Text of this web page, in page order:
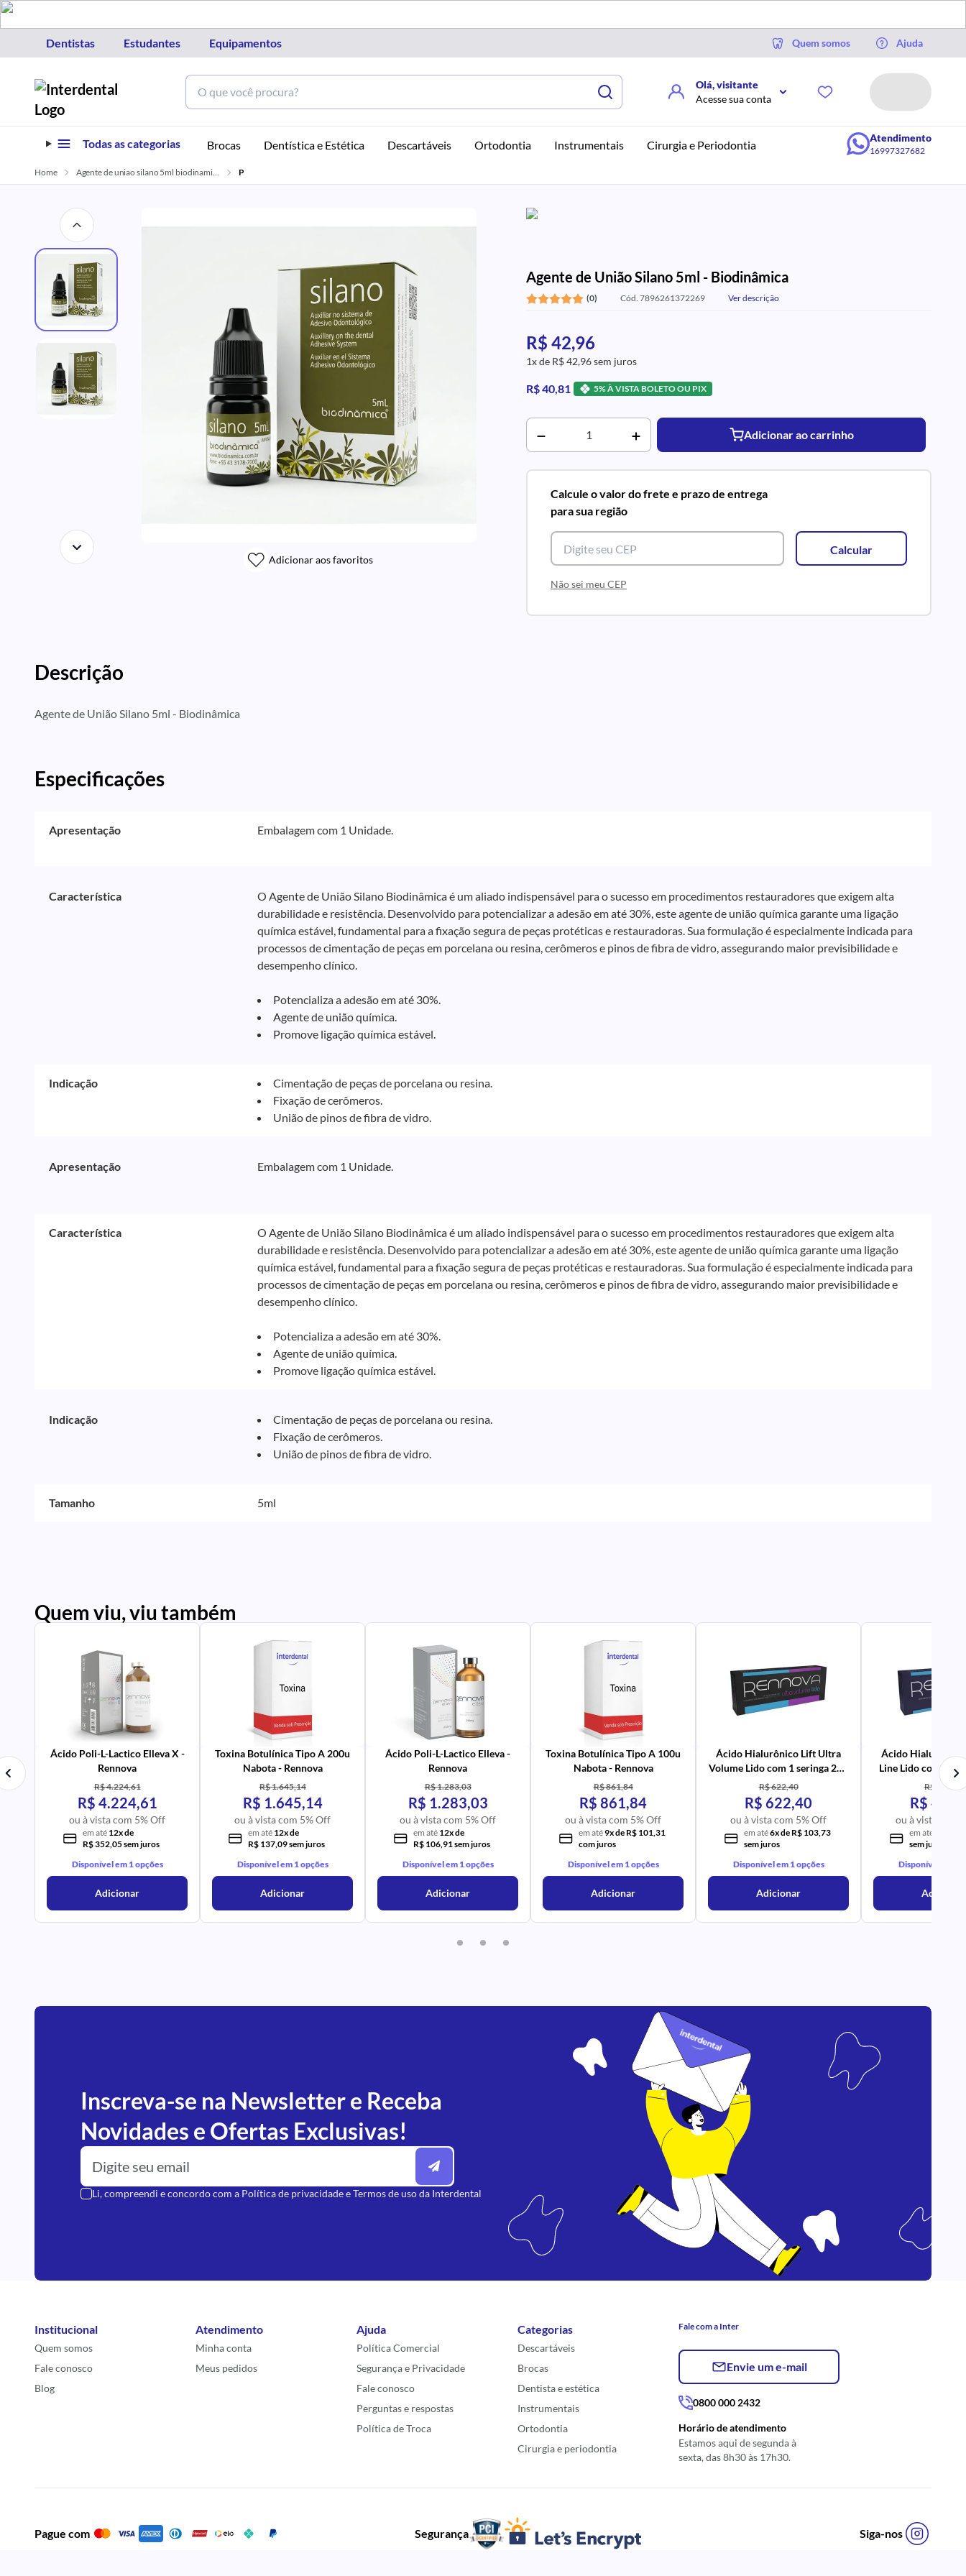
Dentistas Estudantes Equipamentos Quem somos Ajuda
Olá, visitante
Acesse sua conta
Todas as categorias Brocas Dentística e Estética Descartáveis Ortodontia Instrumentais Cirurgia e Periodontia
Atendimento
16997327682
Home
Agente de uniao silano 5ml biodinamica P
Adicionar aos favoritos
Agente de União Silano 5ml - Biodinâmica
(0) Cód. 7896261372269 Ver descrição
R$ 42,96
1x de R$ 42,96 sem juros
R$ 40,81 5% À VISTA BOLETO OU PIX
Adicionar ao carrinho
Calcule o valor do frete e prazo de entrega
para sua região
Calcular
Não sei meu CEP
Descrição
Agente de União Silano 5ml - Biodinâmica
Especificações
Apresentação Embalagem com 1 Unidade.
Característica
O Agente de União Silano Biodinâmica é um aliado indispensável para o sucesso em procedimentos restauradores que exigem alta
durabilidade e resistência. Desenvolvido para potencializar a adesão em até 30%, este agente de união química garante uma ligação
química estável, fundamental para a fixação segura de peças protéticas e restauradoras. Sua formulação é especialmente indicada para
processos de cimentação de peças em porcelana ou resina, cerômeros e pinos de fibra de vidro, assegurando maior previsibilidade e
desempenho clínico.
Potencializa a adesão em até 30%.
Agente de união química.
Promove ligação química estável.
Indicação
Cimentação de peças de porcelana ou resina.
Fixação de cerômeros.
União de pinos de fibra de vidro.
Apresentação Embalagem com 1 Unidade.
Característica
O Agente de União Silano Biodinâmica é um aliado indispensável para o sucesso em procedimentos restauradores que exigem alta
durabilidade e resistência. Desenvolvido para potencializar a adesão em até 30%, este agente de união química garante uma ligação
química estável, fundamental para a fixação segura de peças protéticas e restauradoras. Sua formulação é especialmente indicada para
processos de cimentação de peças em porcelana ou resina, cerômeros e pinos de fibra de vidro, assegurando maior previsibilidade e
desempenho clínico.
Potencializa a adesão em até 30%.
Agente de união química.
Promove ligação química estável.
Indicação
Cimentação de peças de porcelana ou resina.
Fixação de cerômeros.
União de pinos de fibra de vidro.
Tamanho 5ml
Quem viu, viu também
IM UR NA PR
Ácido Poli-L-Lactico Elleva X -
Rennova
R$ 4.224,61
R$ 4.224,61
ou à vista com 5% Off
em até 12x de
R$ 352,05 sem juros
Disponível em 1 opções
Adicionar
Toxina Botulínica Tipo A 200u
Nabota - Rennova
R$ 1.645,14
R$ 1.645,14
ou à vista com 5% Off
em até 12x de
R$ 137,09 sem juros
Disponível em 1 opções
Adicionar
NA PR
Ácido Poli-L-Lactico Elleva -
Rennova
R$ 1.283,03
R$ 1.283,03
ou à vista com 5% Off
em até 12x de
R$ 106,91 sem juros
Disponível em 1 opções
Adicionar
IM UR NA
Toxina Botulínica Tipo A 100u
Nabota - Rennova
R$ 861,84
R$ 861,84
ou à vista com 5% Off
em até9x de R$ 101,31
com juros
Disponível em 1 opções
Adicionar
Ácido Hialurônico Lift Ultra
Volume Lido com 1 seringa 2ml
- Rennova
R$ 622,40
R$ 622,40
ou à vista com 5% Off
em até6x de R$ 103,73
sem juros
Disponível em 1 opções
Adicionar
Ácido Hialurônico
Line Lido com 1
Rennova
R$ 404,32
R$
ou à vista com
em até
sem juros
Disponível em 1
Adicionar
Inscreva-se na Newsletter e Receba
Novidades e Ofertas Exclusivas!
Li, compreendi e concordo com a Política de privacidadeeTermos de usoda Interdental
Institucional
Quem somos
Fale conosco
Blog
Atendimento
Minha conta
Meus pedidos
Ajuda
Política Comercial
Segurança e Privacidade
Fale conosco
Perguntas e respostas
Política de Troca
Categorias
Descartáveis
Brocas
Dentista e estética
Instrumentais
Ortodontia
Cirurgia e periodontia
Fale com a Inter
Envie um e-mail
0800 000 2432
Horário de atendimento
Estamos aqui de segunda à
sexta, das 8h30 às 17h30.
Pague com Segurança Siga-nos